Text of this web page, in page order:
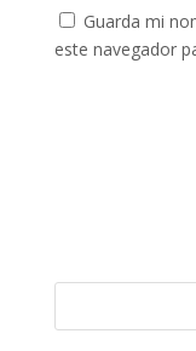
Guarda mi
este navegador